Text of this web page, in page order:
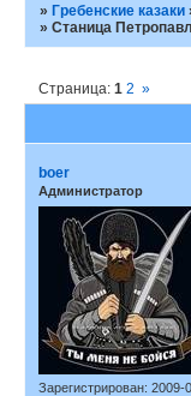
»Гребенские казаки
»Станица
Страница:1 2 »
boer
Администратор
Зарегистрирован: 2009-